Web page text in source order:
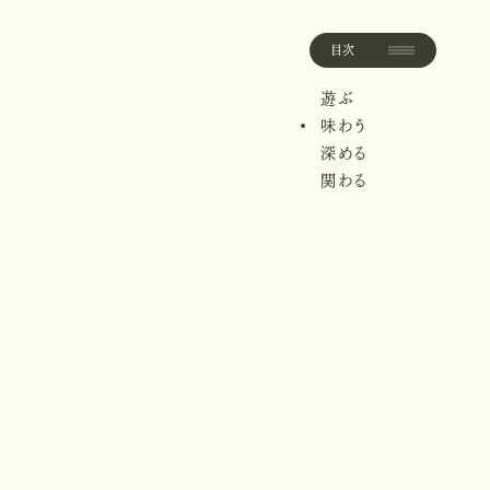
遊ぶ
遊ぶ
味わう
味わう
深める
深める
関わる
関わる
目次
目次